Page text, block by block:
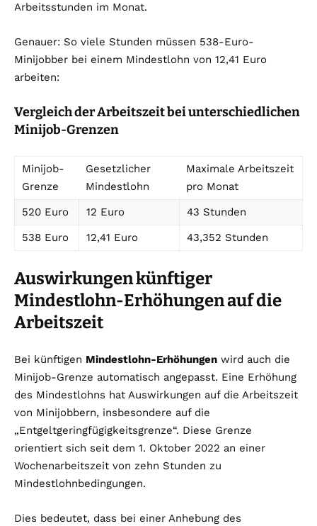
Arbeitsstunden im Monat.
Genauer: So viele Stunden müssen 538-Euro-
Minijobber bei einem Mindestlohn von 12,41 Euro
arbeiten:
Vergleich der Arbeitszeit bei unterschiedlichen
Minijob-Grenzen
Minijob-
Grenze
Gesetzlicher
Mindestlohn
Maximale Arbeitszeit
pro Monat
520 Euro
12 Euro
43 Stunden
538 Euro
12,41 Euro 43,352 Stunden
Auswirkungen künftiger
Mindestlohn-Erhöhungen auf die
Arbeitszeit
Bei künftigen Mindestlohn-Erhöhungen wird auch die
Minijob-Grenze automatisch angepasst. Eine Erhöhung
des Mindestlohns hat Auswirkungen auf die Arbeitszeit
von Minijobbern, insbesondere auf die
„Entgeltgeringfügigkeitsgrenze“. Diese Grenze
orientiert sich seit dem 1. Oktober 2022 an einer
Wochenarbeitszeit von zehn Stunden zu
Mindestlohnbedingungen.
Dies bedeutet, dass bei einer Anhebung des